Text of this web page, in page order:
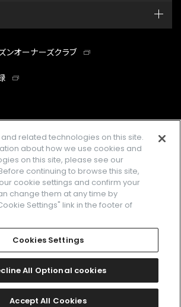
ンオーナーズクラブ
facebookinstagramtwitter
企業情報 ご利用規約
シーポリシー Cookies Settings
Inc.またはその関連会社の商標です。
2026 CITIZEN WATCH CO., LTD.
related technologies on this site.
about how we use cookies and
on this site, please see our
continuing to browse this site,
cookie settings and confirm your
change them at any time by
Settings" link in the footer of
Cookies Settings
All Optional cookies
Accept All Cookies